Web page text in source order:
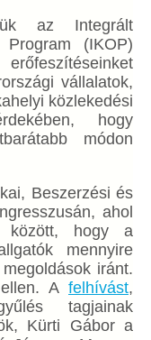
az Integrált
Program (IKOP)
vállalatok,
közlekedési
hogy
módon
Beszerzési és
ahol
között, hogy a
mennyire
iránt.
A felhívást,
tagjainak
Kürti Gábor a